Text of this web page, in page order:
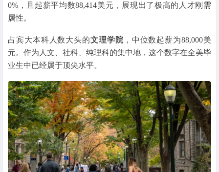
0%，且起薪平均数88,414美元，展现出了极高的人才刚需
属性。
占宾大本科人数大头的文理学院，中位数起薪为88,000美
元。作为人文、社科、纯理科的集中地，这个数字在全美毕
业生中已经属于顶尖水平。